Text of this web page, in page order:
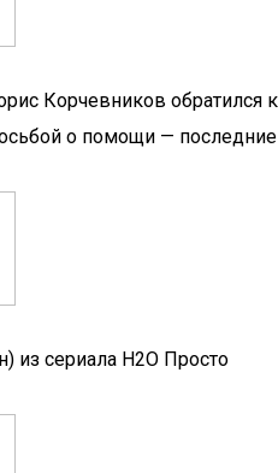
Корчевников обратился к
о помощи — последние
из сериала Н2О Просто